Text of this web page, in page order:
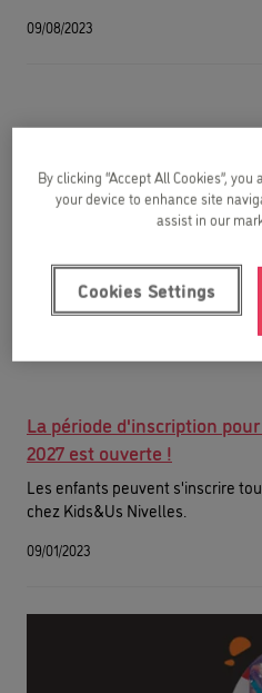
09/08/2023
La période d'inscription
2027 est ouverte !
Les enfants peuvent s'inscrire
chez Kids&Us Nivelles.
09/01/2023
By clicking “Accept All Cookies”,
your device to enhance site
assist in our
Cookies Settings